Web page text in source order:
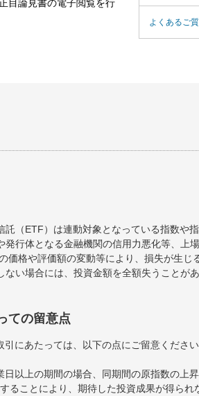
目論見書の電子閲覧を行
よくあるご
（ETF）は連動対象となっている指数や
行体となる金融機関の信用力悪化等、上
価格や評価額の変動等により、損失が生じ
い場合には、投資金額を全額失うことが
ての留意点
にあたっては、以下の点にご留意ください
以上の期間の場合、同期間の原指数の上昇
ることにより、期待した投資成果が得られ